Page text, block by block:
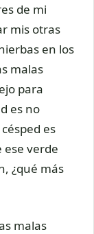
de mi
mis otras
en los
malas
para
es no
es
verde
¿qué más
malas